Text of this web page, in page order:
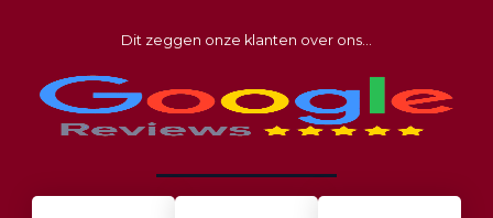
Dit zeggen onze klanten over ons...